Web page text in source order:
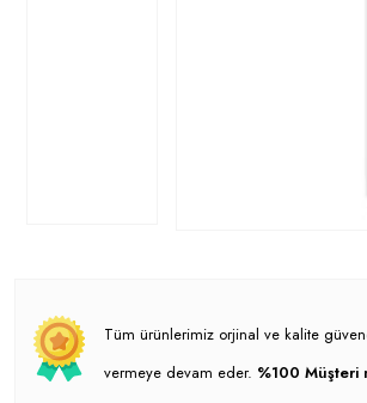
Tüm ürünlerimiz orjinal ve kalite
vermeye devam eder. %100 Müşteri